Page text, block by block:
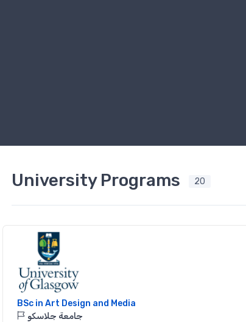
University Programs 20
BSc in Art Design and Media
جامعة جلاسكو